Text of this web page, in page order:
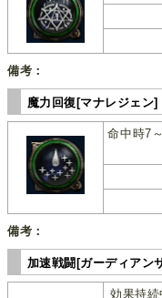
備考：
魔力回復[マナレジェン]
命中時7
備考：
加速戦闘[ガーディアン
効果持